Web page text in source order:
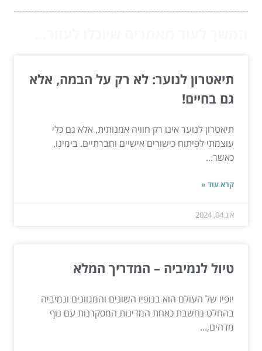
תיאטרון לנוער: לא רק על הבמה, אלא
גם בחיים!
תיאטרון לנוער אינו רק חוויה אמנותית, אלא גם כלי
עוצמתי לפיתוח כישורים אישיים וחברתיים. בימינו,
כאשר...
קרא עוד »
אוג 04, 2024
טיול לנמיביה – המדריך המלא
יופיו של העולם הוא בנופיו השונים והמגוונים ונמיביה
בהחלט נחשבת כאחת המדינות המסקרנות עם נוף
מדהים,...